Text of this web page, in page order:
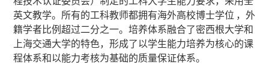
英文教学。所有的工科教师都拥有海外高校博士学位 ，外
籍学者比例超过二分之一。培养体系融合了密西根大学和
上海交通大学的特色，形成了以学生能力培养为核心的课
程体系和以能力考核为基础的质量保证体系。